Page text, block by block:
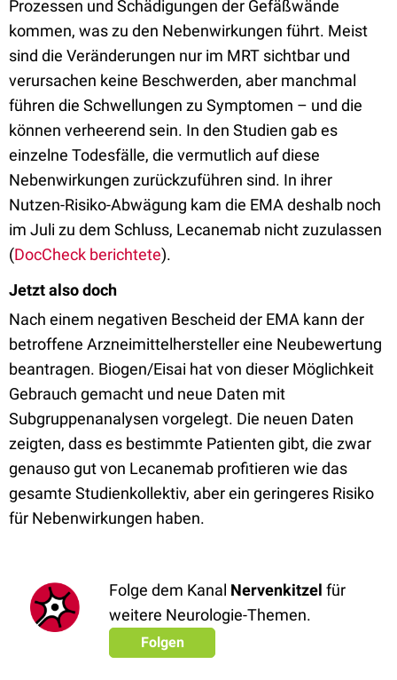
Prozessen und Schädigungen der Gefäßwände
kommen, was zu den Nebenwirkungen führt. Meist
sind die Veränderungen nur im MRT sichtbar und
verursachen keine Beschwerden, aber manchmal
führen die Schwellungen zu Symptomen – und die
können verheerend sein. In den Studien gab es
einzelne Todesfälle, die vermutlich auf diese
Nebenwirkungen zurückzuführen sind. In ihrer
Nutzen-Risiko-Abwägung kam die EMA deshalb noch
im Juli zu dem Schluss, Lecanemab nicht zuzulassen
(DocCheck berichtete).
Jetzt also doch
Nach einem negativen Bescheid der EMA kann der
betroffene Arzneimittelhersteller eine Neubewertung
beantragen. Biogen/Eisai hat von dieser Möglichkeit
Gebrauch gemacht und neue Daten mit
Subgruppenanalysen vorgelegt. Die neuen Daten
zeigten, dass es bestimmte Patienten gibt, die zwar
genauso gut von Lecanemab profitieren wie das
gesamte Studienkollektiv, aber ein geringeres Risiko
für Nebenwirkungen haben.
Folge dem Kanal Nervenkitzel für
weitere Neurologie-Themen.
Folgen